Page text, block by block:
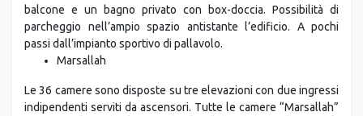
balcone e un bagno privato con box-doccia. Possibilità di
parcheggio nell’ampio spazio antistante l’edificio. A pochi
passi dall’impianto sportivo di pallavolo.
Marsallah
Le 36 camere sono disposte su tre elevazioni con due ingressi
indipendenti serviti da ascensori. Tutte le camere “Marsallah”